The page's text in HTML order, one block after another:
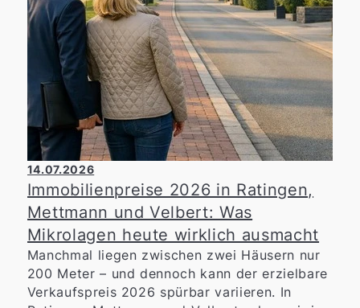
14.07.2026
Immobilienpreise 2026 in Ratingen,
Mettmann und Velbert: Was
Mikrolagen heute wirklich ausmacht
Manchmal liegen zwischen zwei Häusern nur
200 Meter – und dennoch kann der erzielbare
Verkaufspreis 2026 spürbar variieren. In